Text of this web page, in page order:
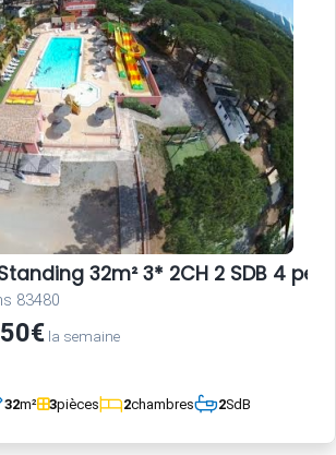
32m² 3* 2CH 2 SDB 4
83480
la semaine
32m² 3pièces 2chambres 2SdB